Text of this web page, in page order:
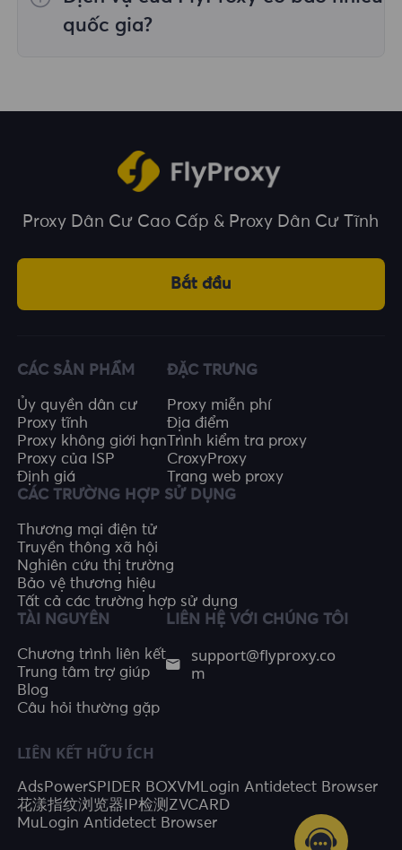
trên nhiều vị trí địa lý.
quốc gia?
Proxy Dân Cư Cao Cấp & Proxy Dân Cư Tĩnh
Bắt đầu
CÁC SẢN PHẨM
Ủy quyền dân cư
Proxy tĩnh
Proxy không giới hạn
Proxy của ISP
Định giá
ĐẶC TRƯNG
Proxy miễn phí
Địa điểm
Trình kiểm tra proxy
CroxyProxy
Trang web proxy
CÁC TRƯỜNG HỢP SỬ DỤNG
Thương mại điện tử
Truyền thông xã hội
Nghiên cứu thị trường
Bảo vệ thương hiệu
Tất cả các trường hợp sử dụng
TÀI NGUYÊN
Chương trình liên kết
Trung tâm trợ giúp
Blog
Câu hỏi thường gặp
LIÊN HỆ VỚI CHÚNG TÔI
support@flyproxy.co
m
LIÊN KẾT HỮU ÍCH
AdsPowerSPIDER BOXVMLogin Antidetect Browser
花漾指纹浏览器 IP检测 ZVCARD
MuLogin Antidetect Browser